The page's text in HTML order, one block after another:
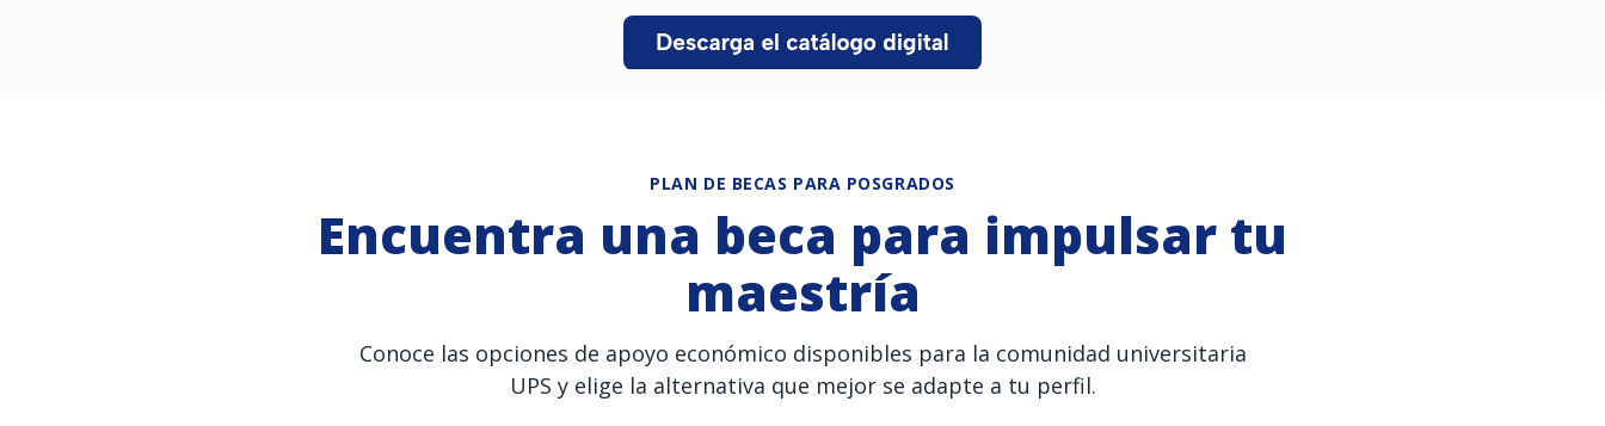
PLAN DE BECAS PARA POSGRADOS
Encuentra una beca para impulsar tu
maestría
Conoce las opciones de apoyo económico disponibles para la comunidad universitaria
UPS y elige la alternativa que mejor se adapte a tu perfil.